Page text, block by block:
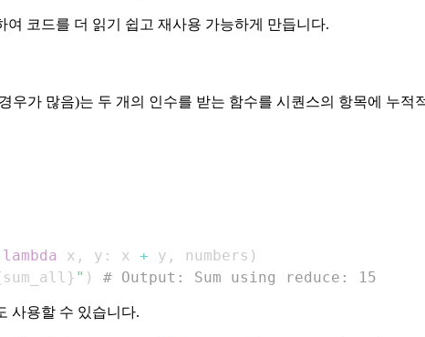
코드를 더 읽기 쉽고 재사용 가능하게 만듭니다.
우가 많음)는 두 개의 인수를 받는 함수를 시퀀스의 항목에 누
lambda x , y : x + y , numbers )
sum_all } " ) # Output: Sum using reduce: 15
사용할 수 있습니다.